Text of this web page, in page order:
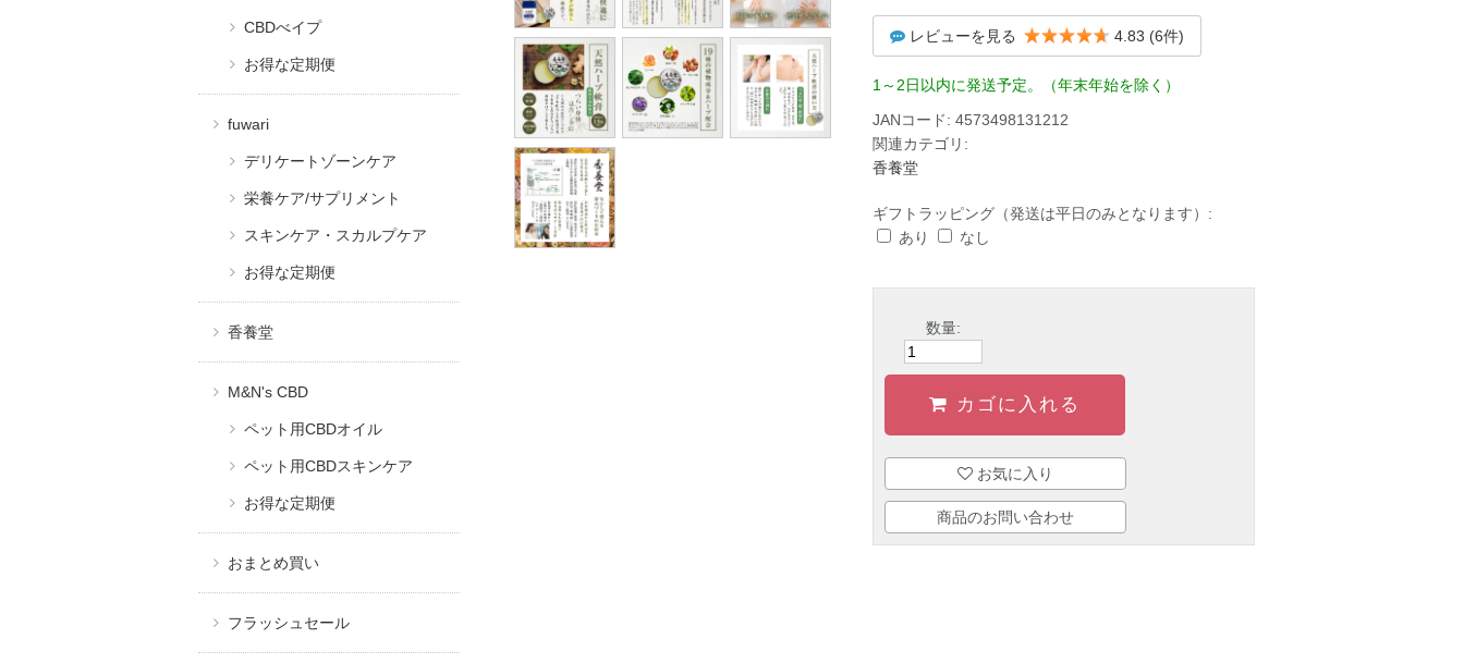
CBDべイプ
お得な定期便
fuwari
デリケートゾーンケア
栄養ケア/サプリメント
スキンケア・スカルプケア
お得な定期便
香養堂
M&N's CBD
ペット用CBDオイル
ペット用CBDスキンケア
お得な定期便
おまとめ買い
フラッシュセール
レビューを見る 4.83 (6件)
1～2日以内に発送予定。（年末年始を除く）
JANコード: 4573498131212
関連カテゴリ:
香養堂
ギフトラッピング（発送は平日のみとなります）:
あり
なし
数量:
カゴに入れる
お気に入り
商品のお問い合わせ